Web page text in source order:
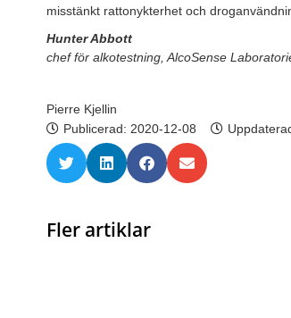
misstänkt rattonykterhet och
Hunter Abbott
chef för alkotestning, AlcoSense
Pierre Kjellin
Publicerad: 2020-12-08
Fler artiklar